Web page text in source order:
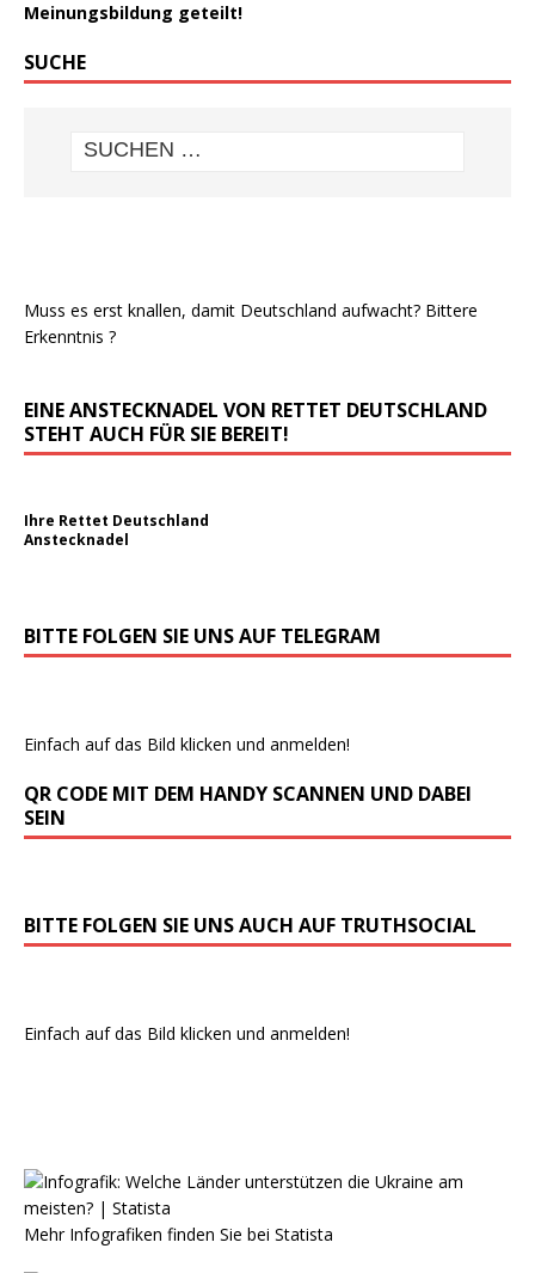
Meinungsbildung geteilt!
SUCHE
Muss es erst knallen, damit Deutschland aufwacht? Bittere
Erkenntnis ?
EINE ANSTECKNADEL VON RETTET DEUTSCHLAND
STEHT AUCH FÜR SIE BEREIT!
Ihre Rettet Deutschland
Anstecknadel
BITTE FOLGEN SIE UNS AUF TELEGRAM
Einfach auf das Bild klicken und anmelden!
QR CODE MIT DEM HANDY SCANNEN UND DABEI
SEIN
BITTE FOLGEN SIE UNS AUCH AUF TRUTHSOCIAL
Einfach auf das Bild klicken und anmelden!
Mehr Infografiken finden Sie bei Statista